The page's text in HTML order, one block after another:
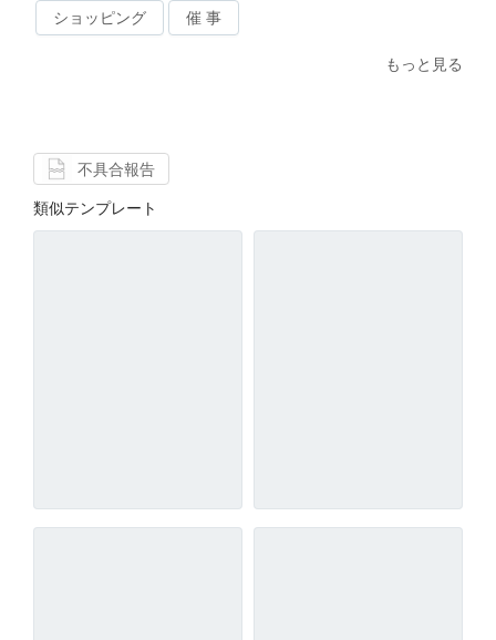
ショッピング 催 事
もっと見る
不具合報告
類似テンプレート